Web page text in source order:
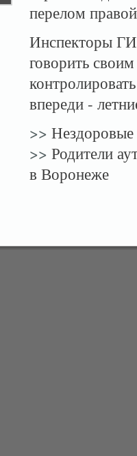
перелом
Инспекторы
говорить
впереди -
>> Нездоровые
>> Родители
в Воронеже